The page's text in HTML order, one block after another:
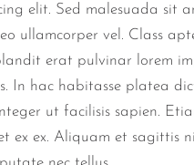
elit. Sed malesuada sit
ullamcorper vel. Class
erat pulvinar lorem
In hac habitasse platea
ut facilisis sapien.
ex ex. Aliquam et sagittis